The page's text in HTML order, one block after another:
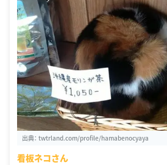
出典： twtrland.com/profile/hamabenocyaya
看板ネコさん